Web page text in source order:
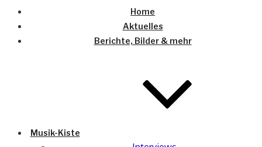
Home
Aktuelles
Berichte, Bilder & mehr
Musik-Kiste